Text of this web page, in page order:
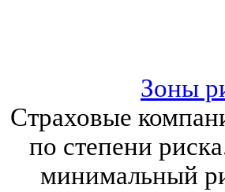
Зоны
Страховые
по степени
минимальный